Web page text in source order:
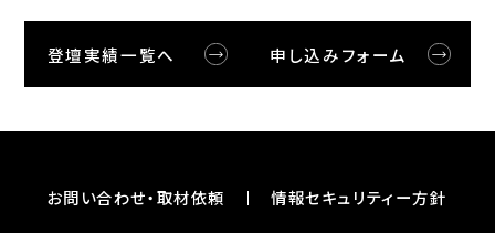
登壇実績一覧へ 申し込みフォーム
お問い合わせ・取材依頼 情報セキュリティー⽅針